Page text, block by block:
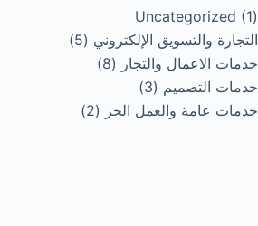
Uncategorized 1
منتج
واحد
التجارة والتسويق الإلكتروني 5
5
خدمات الاعمال والتجار 8
8
خدمات التصميم 3
3
منتجات
خدمات عامة والعمل الحر 2
2